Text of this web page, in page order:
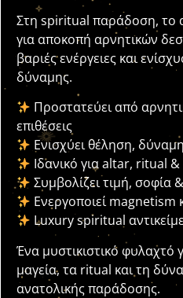
Στη spiritual παράδοση, το
για αποκοπή αρνητικών
βαριές ενέργειες και
δύναμης.
Προστατεύει από
επιθέσεις
Ενισχύει θέληση,
Ιδανικό για altar, ritual
Συμβολίζει τιμή, σοφία
Ενεργοποιεί
Luxury spiritual
Ένα μυστικιστικό φυλαχτό
μαγεία, τα ritual και τη
ανατολικής παράδοσης.